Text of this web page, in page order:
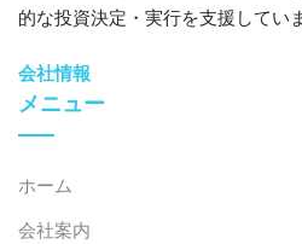
中、成功の鍵はブランドの魅
て俊敏性を兼ね備えたフラン
るでしょう。KFCのような世
でも、バインミーマーハイの
資する場合でも、長期的な成
的な投資決定・実行を支援していま
会社情報
メニュー
ホーム
会社案内